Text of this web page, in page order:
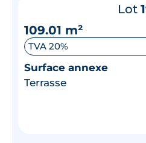
Lot
109.01 m²
TVA 20%
Surface annexe
Terrasse